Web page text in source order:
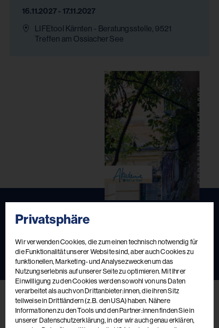
16.11.2027 - 17.11.2027
LIFEtool Kärnten - Beratungsstelle, 9521
Treffen am Ossiacher See
Fortbildungskatalog 2026
Das aktuelle Kursbuch
Jetzt ansehen Jetzt bestellen
Privatsphäre
Wir verwenden Cookies, die zum einen technisch notwendig für
die Funktionalität unserer Website sind, aber auch Cookies zu
funktionellen, Marketing- und Analysezwecken um das
Nutzungserlebnis auf unserer Seite zu optimieren. Mit Ihrer
Einwilligung zu den Cookies werden sowohl von uns Daten
verarbeitet als auch von Drittanbieter:innen, die ihren Sitz
teilweise in Drittländern (z.B. den USA) haben. Nähere
Informationen zu den Tools und den Partner:innen finden Sie in
unserer Datenschutzerklärung, in der wir auch genau erklären,